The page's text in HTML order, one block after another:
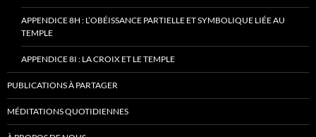
APPENDICE 8H : L’OBÉISSANCE PARTIELLE ET SYMBOLIQUE LIÉE AU
TEMPLE
APPENDICE 8I : LA CROIX ET LE TEMPLE
PUBLICATIONS À PARTAGER
MÉDITATIONS QUOTIDIENNES